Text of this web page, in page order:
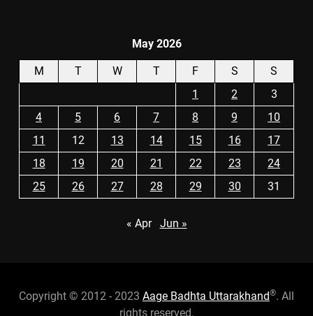
May 2026
M T W T F S
S
1
2
3
4
5 6 7 8 9
10
11
12 13 14 15 16
17
18
19 20 21 22 23
24
25
26 27 28 29 30 31
« Apr Jun »
Copyright © 2012 - 2023 Aage Badhta Uttarakhand®. All
rights reserved.